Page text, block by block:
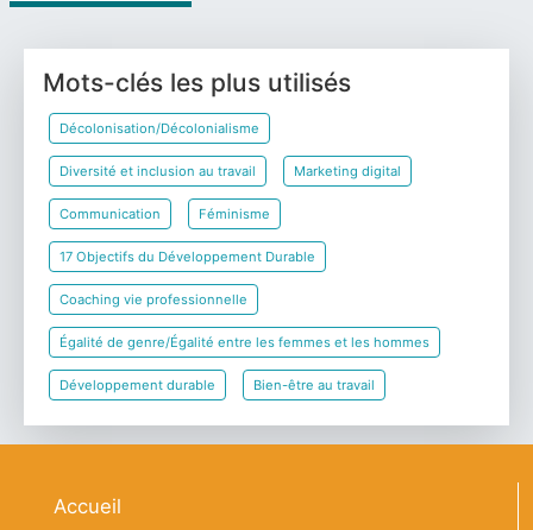
Mots-clés les plus utilisés
Décolonisation/Décolonialisme
Diversité et inclusion au travail Marketing digital
Communication Féminisme
17 Objectifs du Développement Durable
Coaching vie professionnelle
Égalité de genre/Égalité entre les femmes et les hommes
Développement durable Bien-être au travail
Navigation principale
Accueil